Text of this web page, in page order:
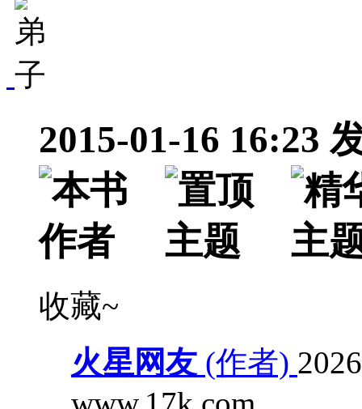
2015-01-16 16:23
收藏~
火星网友 (作者)